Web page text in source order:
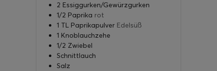
2 Essiggurken/Gewürzgurken
1/2 Paprika rot
1 TL Paprikapulver Edelsüß
1 Knoblauchzehe
1/2 Zwiebel
Schnittlauch
Salz